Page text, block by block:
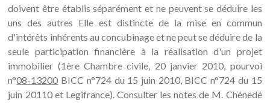
doivent être établis séparément et ne peuvent se déduire les
uns des autres Elle est distincte de la mise en commun
d'intérêts inhérents au concubinage et ne peut se déduire de la
seule participation financière à la réalisation d'un projet
immobilier (1ère Chambre civile, 20 janvier 2010, pourvoi
n°08-13200 BICC n°724 du 15 juin 2010, BICC n°724 du 15
juin 20110 et Legifrance). Consulter les notes de M. Chénedé